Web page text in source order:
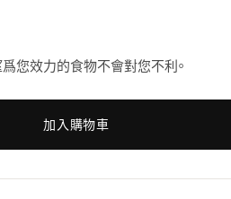
您效力的食物不會對您不利。
加入購物車